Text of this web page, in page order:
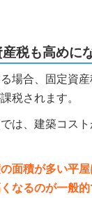
税も高めに
場合、固定資
税されます。
は、建築コスト
面積が多い平
なるのが一般的